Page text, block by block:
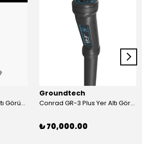
Conrad Geo-X4 Yer Altı Görüntüleme Sistemi
Groundtech
Conrad GR-3 Plus Yer Altı Görüntüleme Sistemi
₺ 70,000.00